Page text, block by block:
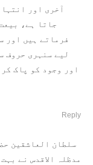
آخری اور
جاتا ہے،
فرماتے ہیں اور
لیے سنہری حروف
اور وجود کو پاک
سلطان العاشقین
مدظلہ الاقدس نے
Reply